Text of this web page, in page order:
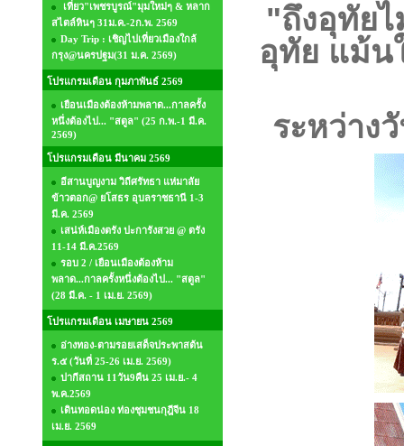
เที่ยว"เพชรบูรณ์"มุมใหม่ๆ & หลาก
สไตล์หินๆ 31ม.ค.-2ก.พ. 2569
Day Trip : เชิญไปเที่ยวเมืองใกล้
กรุง@นครปฐม(31 ม.ค. 2569)
โปรแกรมเดือน กุมภาพันธ์ 2569
เยือนเมืองต้องห้ามพลาด...กาลครั้ง
หนึ่งต้องไป... "สตูล" (25 ก.พ.-1 มี.ค.
2569)
โปรแกรมเดือน มีนาคม 2569
อีสานบูญงาม วิถีศรัทธา แห่มาลัย
ข้าวตอก@ ยโสธร อุบลราชธานี 1-3
มี.ค. 2569
เสน่ห์เมืองตรัง ปะการังสวย @ ตรัง
11-14 มี.ค.2569
รอบ 2 / เยือนเมืองต้องห้าม
พลาด...กาลครั้งหนึ่งต้องไป... "สตูล"
(28 มี.ค. - 1 เม.ย. 2569)
โปรแกรมเดือน เมษายน 2569
อ่างทอง-ตามรอยเสด็จประพาสต้น
ร.๕ (วันที่ 25-26 เม.ย. 2569)
ปากีสถาน 11วัน9คืน 25 เม.ย.- 4
พ.ค.2569
เดินทอดน่อง ท่องชุมชนกุฎีจีน 18
เม.ย. 2569
"ถึงอุทัย
อุทัย แม้น
ระหว่าง